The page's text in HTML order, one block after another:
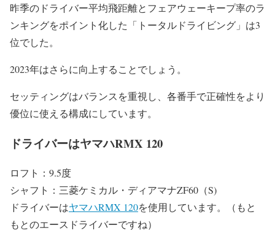
昨季のドライバー平均飛距離とフェアウェーキープ率のラ
ンキングをポイント化した「トータルドライビング」は3
位でした。
2023年はさらに向上することでしょう。
セッティングはバランスを重視し、各番手で正確性をより
優位に使える構成にしています。
ドライバーはヤマハRMX 120
ロフト：9.5度
シャフト：三菱ケミカル・ディアマナZF60（S)
ドライバーはヤマハRMX 120を使用しています。（もと
もとのエースドライバーですね）